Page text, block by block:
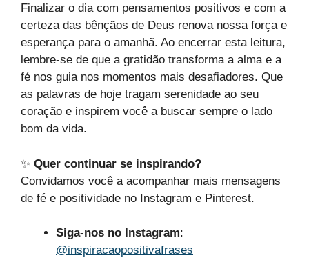
Finalizar o dia com pensamentos positivos e com a
certeza das bênçãos de Deus renova nossa força e
esperança para o amanhã. Ao encerrar esta leitura,
lembre-se de que a gratidão transforma a alma e a
fé nos guia nos momentos mais desafiadores. Que
as palavras de hoje tragam serenidade ao seu
coração e inspirem você a buscar sempre o lado
bom da vida.
✨ Quer continuar se inspirando?
Convidamos você a acompanhar mais mensagens
de fé e positividade no Instagram e Pinterest.
Siga-nos no Instagram:
@inspiracaopositivafrases